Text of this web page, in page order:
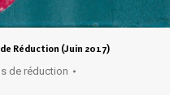
Réduction (Juin 2017)
de réduction